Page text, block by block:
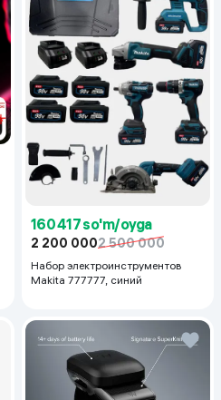
160 417 so'm/oyga
2 200 0002 500 000
Набор электроинструментов
Makita 777777, синий